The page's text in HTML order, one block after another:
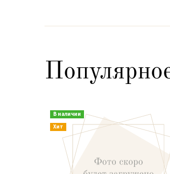
В наличии
Хит